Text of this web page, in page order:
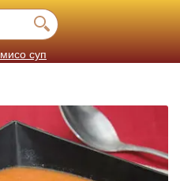
мисо суп